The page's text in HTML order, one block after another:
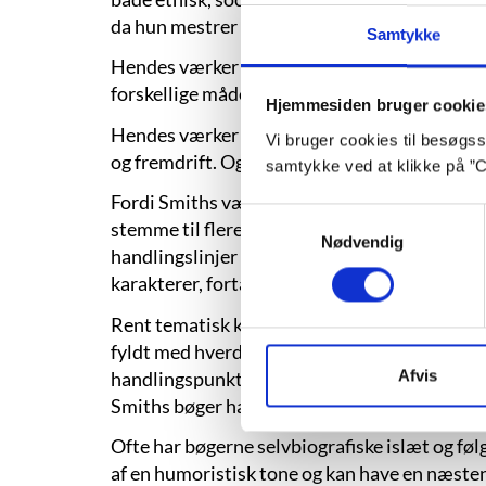
Samtykke
Hjemmesiden bruger
Vi bruger cookies til
samtykke ved at klikke på
Nødvendig
Afvis
da hun mestrer beskrivelser af hele
Hendes værker veksler imellem dialoger,
forskellige måder.
Hendes værker har ofte mere end én
og fremdrift. Og ofte er familien en vigtig
Fordi Smiths værker har flere centrale
stemme til flere af figurerne, får hun belyst
handlingslinjer på én gang. Det bevirker, at
karakterer, fortællinger og betragtninger.
Rent tematisk kredser Zadie Smith om den
fyldt med hverdagens dramaer og
handlingspunkterne selvsagt at gøre med
Smiths bøger har et tydeligt socialt
Ofte har bøgerne selvbiografiske islæt og
af en humoristisk tone og kan have en